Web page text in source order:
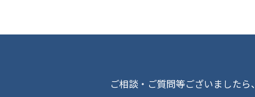
ご相談・ご質問等ございましたら、